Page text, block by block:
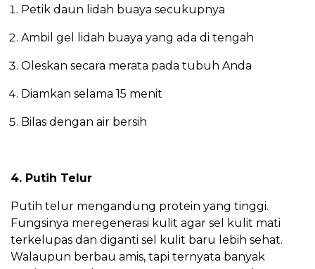
Petik daun lidah buaya secukupnya
Ambil gel lidah buaya yang ada di tengah
Oleskan secara merata pada tubuh Anda
Diamkan selama 15 menit
Bilas dengan air bersih
4. Putih Telur
Putih telur mengandung protein yang tinggi.
Fungsinya meregenerasi kulit agar sel kulit mati
terkelupas dan diganti sel kulit baru lebih sehat.
Walaupun berbau amis, tapi ternyata banyak